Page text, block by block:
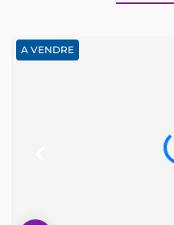
A VENDRE